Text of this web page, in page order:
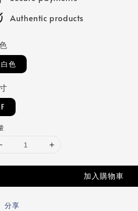
Authentic products
白色
F
加入購物車
分享